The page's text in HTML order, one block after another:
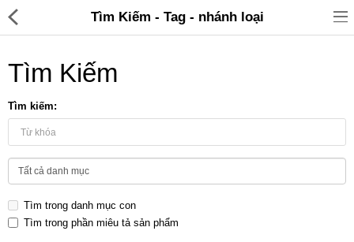
Điện gia dụng
Đồ tiện ích
Tìm Kiếm - Tag - nhánh loại
Tìm Kiếm
Tìm kiếm:
Tìm trong danh mục con
Tìm trong phần miêu tả sản phẩm